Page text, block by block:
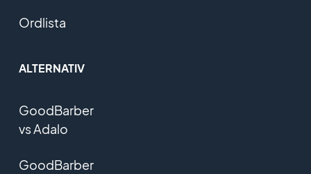
Ordlista
ALTERNATIV
GoodBarber
vs Adalo
GoodBarber